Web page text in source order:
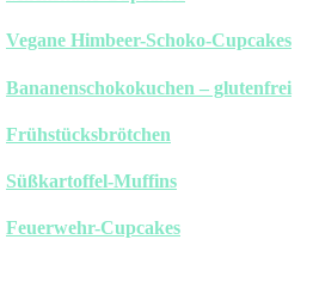
Vegane Himbeer-Schoko-Cupcakes
Bananenschokokuchen – glutenfrei
Frühstücksbrötchen
Süßkartoffel-Muffins
Feuerwehr-Cupcakes